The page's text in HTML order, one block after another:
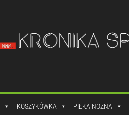
KOSZYKÓWKA PIŁKA NOŻNA